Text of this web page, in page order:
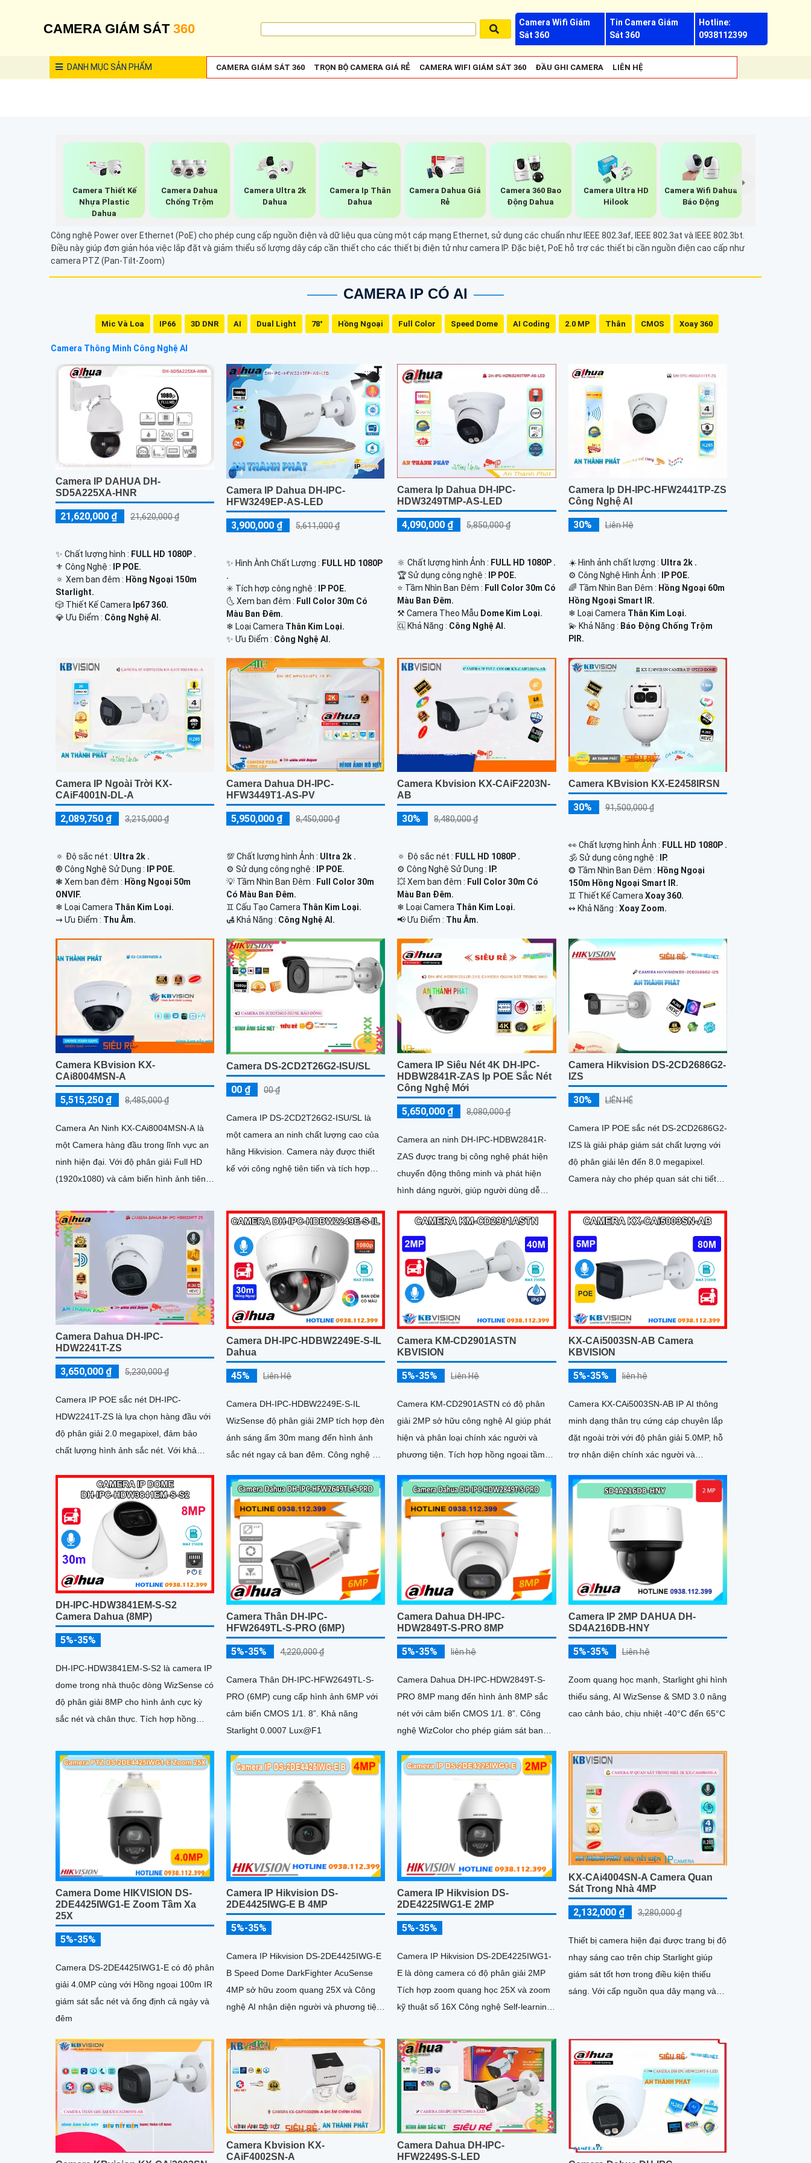
CAMERA GIÁM SÁT 360
Camera Wifi Giám
Sát 360
Tin Camera Giám
Sát 360
Hotline:
0938112399
DANH MỤCSẢN PHẨM CAMERA GIÁM SÁT 360 TRỌN BỘ CAMERA GIÁ RẺ CAMERA WIFI GIÁM SÁT 360 ĐẦU GHI CAMERA LIÊN HỆ
Camera Thiết Kế
Nhựa Plastic
Dahua
Camera Dahua
Chống Trộm
Camera Ultra 2k
Dahua
Camera Ip Thân
Dahua
Camera Dahua Giá
Rẻ
Camera 360 Bao
Động Dahua
Camera Ultra HD
Hilook
Camera Wifi Dahua
Báo Động
Công nghệ Power over Ethernet (PoE) cho phép cung cấp nguồn điện và dữ liệu qua cùng một cáp mạng Ethernet, sử dụng các chuẩn như IEEE 802.3af, IEEE 802.3at và IEEE 802.3bt.
Điều này giúp đơn giản hóa việc lắp đặt và giảm thiểu số lượng dây cáp cần thiết cho các thiết bị điện tử như camera IP. Đặc biệt, PoE hỗ trợ các thiết bị cần nguồn điện cao cấp như
camera PTZ (Pan-Tilt-Zoom)
CAMERA IP CÓ AI
Mic Và Loa IP66 3D DNR AI Dual Light 78° Hồng Ngoại Full Color Speed Dome AI Coding 2.0 MP Thân CMOS Xoay 360
Camera Thông Minh Công Nghệ AI
Camera IP DAHUA DH-
SD5A225XA-HNR
21,620,000 ₫ 21,620,000 ₫
✨ Chất lượng hình : FULL HD 1080P .
⚜️ Công Nghệ :
IP POE.
🔅 Xem ban đêm : Hồng Ngoại 150m
Starlight.
🎲 Thiết Kế Camera Ip67 360.
️💎 Ưu Điểm : Công Nghệ AI.
Camera IP Dahua DH-IPC-
HFW3249EP-AS-LED
3,900,000 ₫ 5,611,000 ₫
✨ Hình Ành Chất Lượng : FULL HD 1080P
.
✳️ Tích hợp công nghệ :
IP POE.
🌜 Xem ban đêm : Full Color 30m Có
Màu Ban Đêm.
❄ Loại Camera Thân Kim Loại.
️✨ Ưu Điểm : Công Nghệ AI.
Camera Ip Dahua DH-IPC-
HDW3249TMP-AS-LED
4,090,000 ₫ 5,850,000 ₫
🔆 Chất lượng hình Ảnh : FULL HD 1080P .
🏆 Sử dụng công nghệ :
IP POE.
⭐ Tầm Nhìn Ban Đêm : Full Color 30m Có
Màu Ban Đêm.
⚒ Camera Theo Mẫu Dome Kim Loại.
️🆑 Khả Năng : Công Nghệ AI.
Camera Ip DH-IPC-HFW2441TP-ZS
Công Nghệ AI
30% Liên Hệ
☀️ Hình ảnh chất lượng : Ultra 2k .
⚙ Công Nghệ Hình Ảnh :
IP POE.
🌈 Tầm Nhìn Ban Đêm : Hồng Ngoại 60m
Hồng Ngoại Smart IR.
❄ Loại Camera Thân Kim Loại.
️💫 Khả Năng : Báo Động Chống Trộm
PIR.
Camera IP Ngoài Trời KX-
CAiF4001N-DL-A
2,089,750 ₫ 3,215,000 ₫
🔅 Độ sắc nét : Ultra 2k .
®️ Công Nghệ Sử Dụng :
IP POE.
❃ Xem ban đêm : Hồng Ngoại 50m
ONVIF.
❄ Loại Camera Thân Kim Loại.
️⇝ Ưu Điểm : Thu Âm.
Camera Dahua DH-IPC-
HFW3449T1-AS-PV
5,950,000 ₫ 8,450,000 ₫
💯 Chất lượng hình Ảnh : Ultra 2k .
⚙ Sử dụng công nghệ :
IP POE.
💡 Tầm Nhìn Ban Đêm : Full Color 30m
Có Màu Ban Đêm.
♊ Cấu Tạo Camera Thân Kim Loại.
️🛃 Khả Năng : Công Nghệ AI.
Camera Kbvision KX-CAiF2203N-
AB
30% 8,480,000 ₫
🔅 Độ sắc nét : FULL HD 1080P .
⚙ Công Nghệ Sử Dụng :
IP.
💥 Xem ban đêm : Full Color 30m Có
Màu Ban Đêm.
❄ Loại Camera Thân Kim Loại.
️📢 Ưu Điểm : Thu Âm.
Camera KBvision KX-E2458IRSN
30% 91,500,000 ₫
️👀 Chất lượng hình Ảnh : FULL HD 1080P .
🕉️ Sử dụng công nghệ :
IP.
❂ Tầm Nhìn Ban Đêm : Hồng Ngoại
150m Hồng Ngoại Smart IR.
♊ Thiết Kế CameraXoay 360.
️↭ Khả Năng : Xoay Zoom.
Camera KBvision KX-
CAi8004MSN-A
5,515,250 ₫ 8,485,000 ₫
Camera An Ninh KX-CAi8004MSN-A là
một Camera hàng đầu trong lĩnh vực an
ninh hiện đại. Với độ phân giải Full HD
(1920x1080) và cảm biến hình ảnh tiên
nét và rõ ràng
Camera DS-2CD2T26G2-ISU/SL
00 ₫ 00 ₫
Camera IP DS-2CD2T26G2-ISU/SL là
một camera an ninh chất lượng cao của
hãng Hikvision. Camera này được thiết
kế với công nghệ tiên tiến và tích hợp
Camera IP Siêu Nét 4K DH-IPC-
HDBW2841R-ZAS Ip POE Sắc Nét
Công Nghệ Mới
5,650,000 ₫ 8,080,000 ₫
Camera an ninh DH-IPC-HDBW2841R-
ZAS được trang bị công nghệ phát hiện
chuyển động thông minh và phát hiện
hình dáng người, giúp người dùng dễ
kết nối qua dây mạng, có khả năng báo
động khi xâm nhập hàng rào ảo
Camera Hikvision DS-2CD2686G2-
IZS
30% LIÊN HỆ
Camera IP POE sắc nét DS-2CD2686G2-
IZS là giải pháp giám sát chất lượng với
độ phân giải lên đến 8.0 megapixel.
Camera này cho phép quan sát chi tiết
Camera Dahua DH-IPC-
HDW2241T-ZS
3,650,000 ₫ 5,230,000 ₫
Camera IP POE sắc nét DH-IPC-
HDW2241T-ZS là lựa chọn hàng đầu với
độ phân giải 2.0 megapixel, đảm bảo
chất lượng hình ảnh sắc nét. Với khả
Camera DH-IPC-HDBW2249E-S-IL
Dahua
45% Liên Hệ
Camera DH-IPC-HDBW2249E-S-IL
WizSense độ phân giải 2MP tích hợp đèn
ánh sáng ấm 30m mang đến hình ảnh
sắc nét ngay cả ban đêm. Công nghệ AI
người và phương tiện, hỗ trợ thẻ nhớ
Micro SD lên đến 256GB và mic thu âm
chất lượng cao
Camera KM-CD2901ASTN
KBVISION
5%-35% Liên Hệ
Camera KM-CD2901ASTN có độ phân
giải 2MP sở hữu công nghệ AI giúp phát
hiện và phân loại chính xác người và
phương tiện. Tích hợp hồng ngoại tầm
và đạt chuẩn IP67, IK10, đảm bảo hoạt
động bền bỉ trong mọi điều kiện môi
trường
KX-CAi5003SN-AB Camera
KBVISION
5%-35% liên hệ
Camera KX-CAi5003SN-AB IP AI thông
minh dạng thân trụ cứng cáp chuyên lắp
đặt ngoài trời với độ phân giải 5.0MP, hỗ
trợ nhận diện chính xác người và
sát.
DH-IPC-HDW3841EM-S-S2
Camera Dahua (8MP)
5%-35%
DH-IPC-HDW3841EM-S-S2 là camera IP
dome trong nhà thuộc dòng WizSense có
độ phân giải 8MP cho hình ảnh cực kỳ
sắc nét và chân thực. Tích hợp hồng
nhớ 256GB cùng công nghệ POE,
camera mang đến sự tiện lợi tối đa trong
lắp đặt và sử dụng
Camera Thân DH-IPC-
HFW2649TL-S-PRO (6MP)
5%-35% 4,220,000 ₫
Camera Thân DH-IPC-HFW2649TL-S-
PRO (6MP) cung cấp hình ảnh 6MP với
cảm biến CMOS 1/1. 8”. Khả năng
Starlight 0.0007 Lux@F1
Camera Dahua DH-IPC-
HDW2849T-S-PRO 8MP
5%-35% liên hệ
Camera Dahua DH-IPC-HDW2849T-S-
PRO 8MP mang đến hình ảnh 8MP sắc
nét với cảm biến CMOS 1/1. 8”. Công
nghệ WizColor cho phép giám sát ban
Camera IP 2MP DAHUA DH-
SD4A216DB-HNY
5%-35% Liên hệ
Zoom quang học mạnh, Starlight ghi hình
thiếu sáng, AI WizSense & SMD 3.0 nâng
cao cảnh báo, chịu nhiệt -40°C đến 65°C
Camera Dome HIKVISION DS-
2DE4425IWG1-E Zoom Tầm Xa
25X
5%-35%
Camera DS-2DE4425IWG1-E có độ phân
giải 4.0MP cùng với Hồng ngoại 100m IR
giám sát sắc nét và ổng định cả ngày và
đêm
Camera IP Hikvision DS-
2DE4425IWG-E B 4MP
5%-35%
Camera IP Hikvision DS-2DE4425IWG-E
B Speed Dome DarkFighter AcuSense
4MP sở hữu zoom quang 25X và Công
nghệ AI nhận diện người và phương tiện,
khuôn mặt cùng 1 thời điểm
Camera IP Hikvision DS-
2DE4225IWG1-E 2MP
5%-35%
Camera IP Hikvision DS-2DE4225IWG1-
E là dòng camera có độ phân giải 2MP
Tích hợp zoom quang học 25X và zoom
kỹ thuật số 16X Công nghệ Self-learning
AcuSense hỗ trợ nhận diện người và
phương tiện, chụp tối đa 5 khuôn mặt
đồng thời
KX-CAi4004SN-A Camera Quan
Sát Trong Nhà 4MP
2,132,000 ₫ 3,280,000 ₫
Thiết bị camera hiện đại được trang bị độ
nhạy sáng cao trên chip Starlight giúp
giám sát tốt hơn trong điều kiện thiếu
sáng. Với cấp nguồn qua dây mạng và
đến hiệu suất cao
Camera Kbvision KX-
CAiF4002SN-A
Camera Dahua DH-IPC-
HFW2249S-S-LED